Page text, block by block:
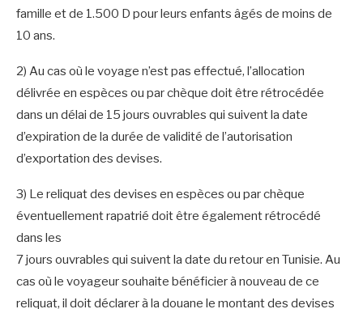
famille et de 1.500 D pour leurs enfants âgés de moins de
10 ans.
2) Au cas où le voyage n’est pas effectué, l’allocation
délivrée en espèces ou par chèque doit être rétrocédée
dans un délai de 15 jours ouvrables qui suivent la date
d’expiration de la durée de validité de l’autorisation
d’exportation des devises.
3) Le reliquat des devises en espèces ou par chèque
éventuellement rapatrié doit être également rétrocédé
dans les
7 jours ouvrables qui suivent la date du retour en Tunisie. Au
cas où le voyageur souhaite bénéficier à nouveau de ce
reliquat, il doit déclarer à la douane le montant des devises